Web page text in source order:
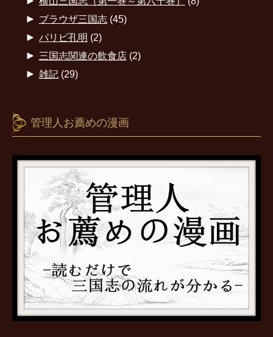
► ブラウザ三国志(45)
► パリピ孔明 (2)
► 三国志関連の飲食店(2)
► 雑記(29)
管理人お薦めの漫画